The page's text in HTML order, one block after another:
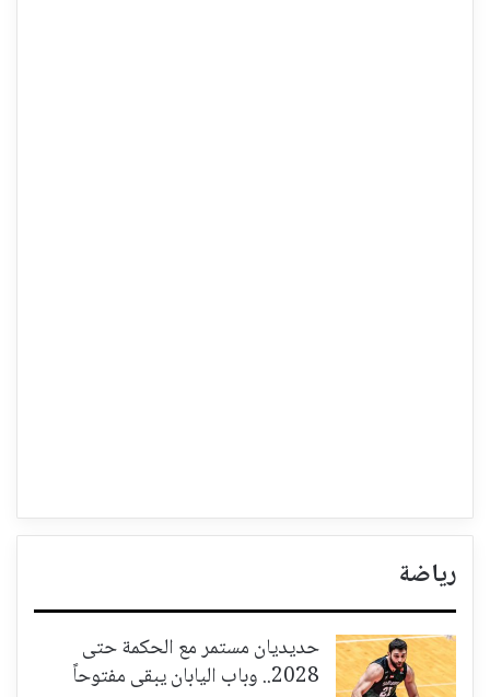
رياضة
حديديان مستمر مع الحكمة حتى
2028.. وباب اليابان يبقى مفتوحاً